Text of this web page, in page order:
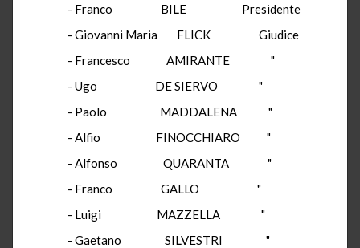
- Franco BILE Presidente
- Giovanni Maria FLICK Giudice
- Francesco AMIRANTE "
- Ugo DE SIERVO "
- Paolo MADDALENA "
- Alfio FINOCCHIARO "
- Alfonso QUARANTA "
- Franco GALLO "
- Luigi MAZZELLA "
- Gaetano SILVESTRI "